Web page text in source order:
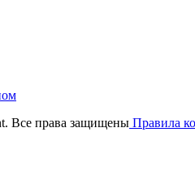
Все права защищены Правила